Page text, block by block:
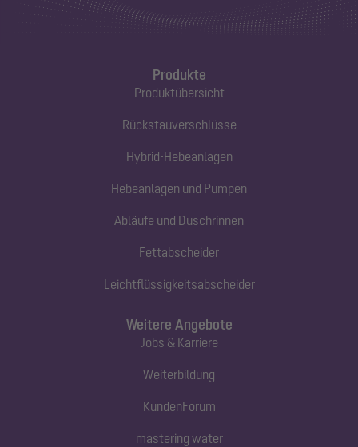
Produkte
Produktübersicht
Rückstauverschlüsse
Hybrid-Hebeanlagen
Hebeanlagen und Pumpen
Abläufe und Duschrinnen
Fettabscheider
Leichtflüssigkeitsabscheider
Weitere Angebote
Jobs & Karriere
Weiterbildung
KundenForum
mastering water